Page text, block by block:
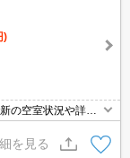
)
の空室状況や詳細
を見る